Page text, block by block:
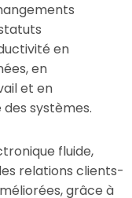
en
en
et en
systèmes.
fluide,
relations clients-
grâce à